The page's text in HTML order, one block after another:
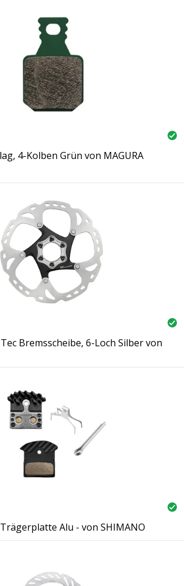
4-Kolben Grün von MAGURA
Bremsscheibe, 6-Loch Silber von
Trägerplatte Alu - von SHIMANO